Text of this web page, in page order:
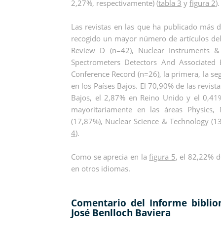
2,27%, respectivamente) (tabla 3 yfigura 2).
Las revistas en las que ha publicado
recogido un mayor número de artículos
Review D (n=42), Nuclear Instruments
Spectrometers Detectors And
Conference Record (n=26), la primera, la
en los Países Bajos. El 70,90% de las
Bajos, el 2,87% en Reino Unido y el
mayoritariamente en las áreas Physics,
(17,87%), Nuclear Science & Technology
4).
Como se aprecia en lafigura 5, el 82,22%
en otros idiomas.
Comentario del Informe
José Benlloch Baviera